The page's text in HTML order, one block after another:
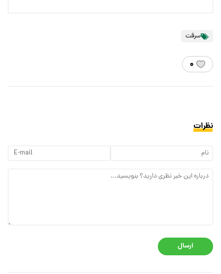
سرقت
۰
نظرات
ارسال